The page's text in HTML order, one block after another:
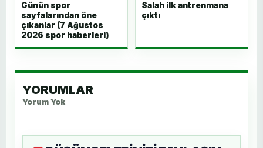
Günün spor
sayfalarından öne
çıkanlar (7 Ağustos
2026 spor haberleri)
Salah ilk antrenmana
çıktı
YORUMLAR
Yorum Yok